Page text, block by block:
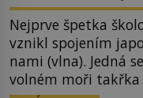
Nejprve špetka
vznikl spojením
nami (vlna). Jedná
volném moři takřka